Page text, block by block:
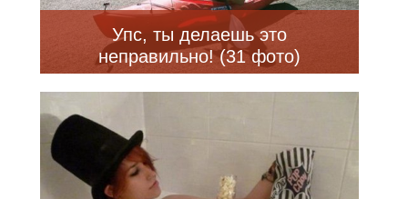
Упс, ты делаешь это
неправильно! (31 фото)